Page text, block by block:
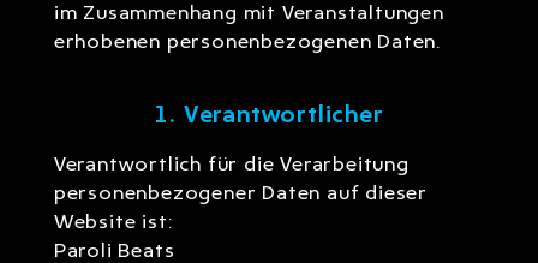
im Zusammenhang mit Veranstaltungen
erhobenen personenbezogenen Daten.
1. Verantwortlicher
Verantwortlich für die Verarbeitung
personenbezogener Daten auf dieser
Website ist:
Paroli Beats